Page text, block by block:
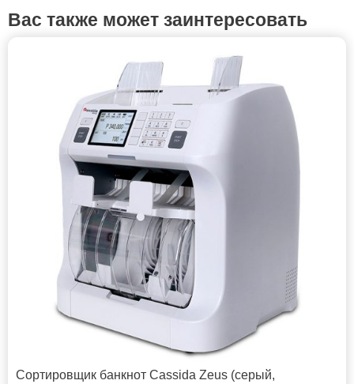
Вас также может заинтересовать
Сортировщик банкнот Cassida Zeus (серый,